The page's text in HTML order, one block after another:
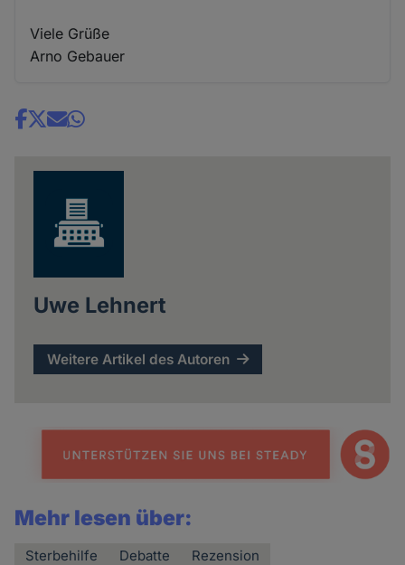
Viele Grüße
Arno Gebauer
Share
Uwe Lehnert
Weitere Artikel des Autoren
Mehr lesen über:
Sterbehilfe Debatte
Rezension